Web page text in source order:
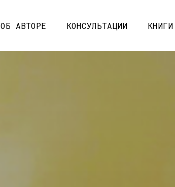
ОБ АВТОРЕ КОНСУЛЬТАЦИИ КНИГИ